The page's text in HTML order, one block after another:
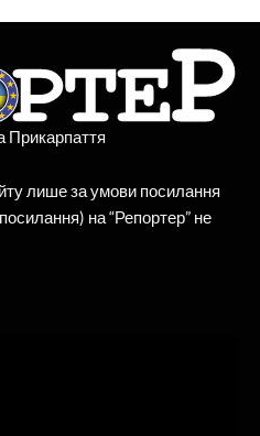
Прикарпаття
лише за умови посилання
на “Репортер” не